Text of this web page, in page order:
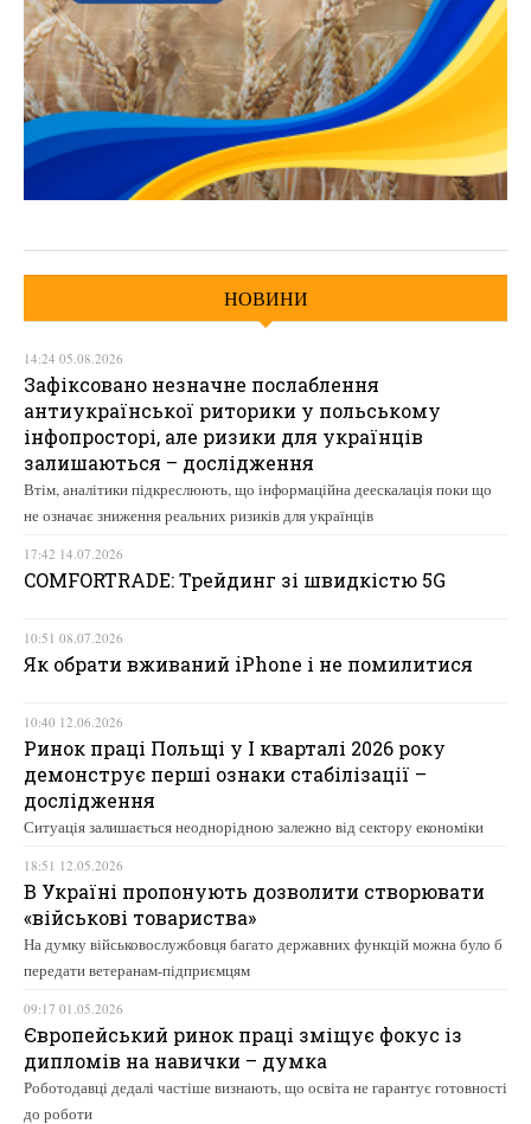
НОВИНИ
14:24 05.08.2026
Зафіксовано незначне послаблення
антиукраїнської риторики у польському
інфопросторі, але ризики для українців
залишаються – дослідження
Втім, аналітики підкреслюють, що інформаційна деескалація поки що
не означає зниження реальних ризиків для українців
17:42 14.07.2026
COMFORTRADE: Трейдинг зі швидкістю 5G
10:51 08.07.2026
Як обрати вживаний iPhone і не помилитися
10:40 12.06.2026
Ринок праці Польщі у І кварталі 2026 року
демонструє перші ознаки стабілізації –
дослідження
Ситуація залишається неоднорідною залежно від сектору економіки
18:51 12.05.2026
В Україні пропонують дозволити створювати
«військові товариства»
На думку військовослужбовця багато державних функцій можна було б
передати ветеранам-підприємцям
09:17 01.05.2026
Європейський ринок праці зміщує фокус із
дипломів на навички – думка
Роботодавці дедалі частіше визнають, що освіта не гарантує готовності
до роботи